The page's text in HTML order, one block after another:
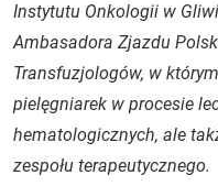
Instytutu Onkologii w
Ambasadora Zjazdu
Transfuzjologów, w
pielęgniarek w procesie
hematologicznych, ale
zespołu terapeutycznego.